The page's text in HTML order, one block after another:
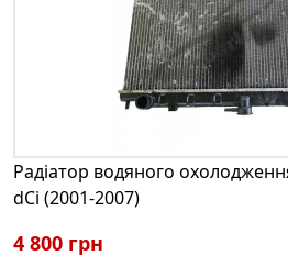
Радіатор водяного
dCi (2001-2007)
4 800 грн